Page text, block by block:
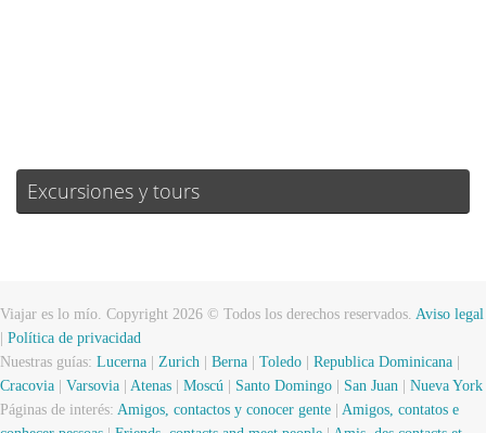
Excursiones y tours
Viajar es lo mío. Copyright 2026 © Todos los derechos reservados. Aviso legal
Política de privacidad
Nuestras guías: Lucerna Zurich Berna Toledo Republica Dominicana
Cracovia
Varsovia Atenas Moscú Santo Domingo San Juan
Nueva York
Páginas de interés: Amigos, contactos y conocer gente
Amigos, contatos e